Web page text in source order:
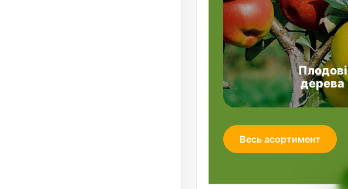
Плодові
дерева
Весь асортимент